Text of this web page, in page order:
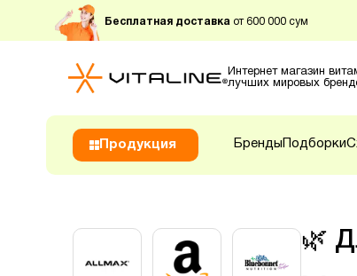
Бесплатная доставка от 600 000 сум
Интернет магазин
лучших мировых
Продукция Бренды Подборки
🌿